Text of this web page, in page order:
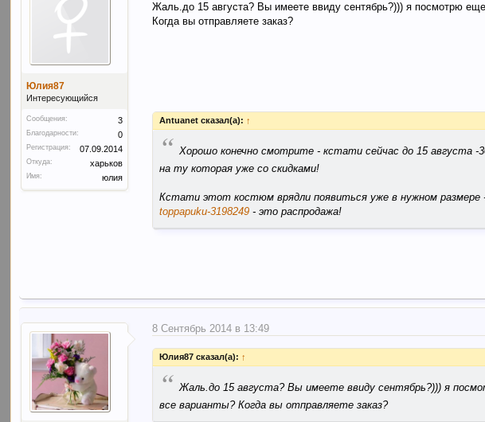
Юлия87
Интересующийся
Сообщения: 3
Благодарности: 0
Регистрация: 07.09.2014
Откуда: харьков
Имя: юлия
Жаль.до 15 августа? Вы имеете ввиду сентябрь?))) я посмотрю
Когда вы отправляете заказ?
Antuanet сказал(а): ↑
“ Хорошо конечно смотрите - кстати сейчас до 15 августа
на ту которая уже со скидками!
Кстати этот костюм врядли появиться уже в нужном размере
toppapuku-3198249 - это распродажа!
8 Сентябрь 2014 в 13:49
Юлия87 сказал(а): ↑
“ Жаль.до 15 августа? Вы имеете ввиду сентябрь?))) я
все варианты? Когда вы отправляете заказ?